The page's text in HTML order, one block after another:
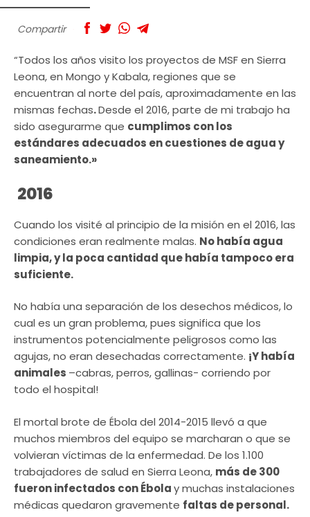
Compartir
“Todos los años visito los proyectos de MSF en Sierra
Leona, en Mongo y Kabala, regiones que se
encuentran al norte del país, aproximadamente en las
mismas fechas.Desde el 2016, parte de mi trabajo ha
sido asegurarme que cumplimos con los
estándares adecuados en cuestiones de agua y
saneamiento.»
2016
Cuando los visité al principio de la misión en el 2016, las
condiciones eran realmente malas. No había agua
limpia, y la poca cantidad que había tampoco era
suficiente.
No había una separación de los desechos médicos, lo
cual es un gran problema, pues significa que los
instrumentos potencialmente peligrosos como las
agujas, no eran desechadas correctamente. ¡Y había
animales –cabras, perros, gallinas- corriendo por
todo el hospital!
El mortal brote de Ébola del 2014-2015 llevó a que
muchos miembros del equipo se marcharan o que se
volvieran víctimas de la enfermedad. De los 1.100
trabajadores de salud en Sierra Leona, más de 300
fueron infectados con Ébolay muchas instalaciones
médicas quedaron gravemente faltas de personal.